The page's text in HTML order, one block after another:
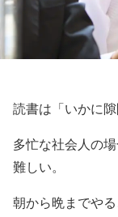
読書は「いかに
多忙な社会人の
難しい。
朝から晩までや